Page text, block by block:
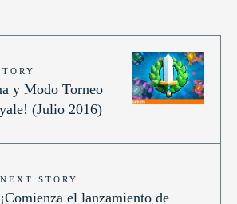
y Modo Torneo
(Julio 2016)
NEXT STORY
¡Comienza el lanzamiento de